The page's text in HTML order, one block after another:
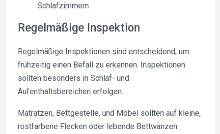
Schlafzimmern
Regelmäßige Inspektion
Regelmäßige Inspektionen sind entscheidend, um
frühzeitig einen Befall zu erkennen. Inspektionen
sollten besonders in Schlaf- und
Aufenthaltsbereichen erfolgen.
Matratzen, Bettgestelle, und Möbel sollten auf kleine,
rostfarbene Flecken oder lebende Bettwanzen